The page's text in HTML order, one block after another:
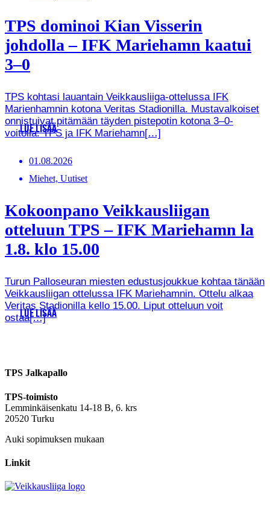
TPS dominoi Kian Visserin
johdolla – IFK Mariehamn kaatui
3–0
TPS kohtasi lauantain Veikkausliiga-ottelussa IFK
Marienhamnin kotona Veritas Stadionilla. Mustavalkoiset
onnistuivat pitämään täyden pistepotin kotona 3–0-
voitolla. TPS ja IFK Mariehamn[…]
LUE LISÄÄ
01.08.2026
Miehet, Uutiset
Kokoonpano Veikkausliigan
otteluun TPS – IFK Mariehamn la
1.8. klo 15.00
Turun Palloseuran miesten edustusjoukkue kohtaa tänään
Veikkausliigan ottelussa IFK Mariehamnin. Ottelu alkaa
Veritas Stadionilla kello 15.00. Liput otteluun voit
ostaa[…]
LUE LISÄÄ
TPS Jalkapallo
TPS-toimisto
Lemminkäisenkatu 14-18 B, 6. krs
20520 Turku
Auki sopimuksen mukaan
Linkit